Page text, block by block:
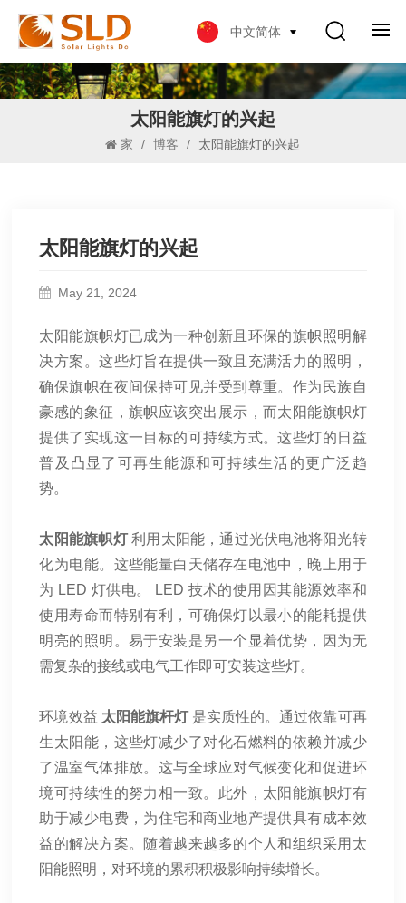
中文简体
太阳能旗灯的兴起
家 / 博客 / 太阳能旗灯的兴起
太阳能旗灯的兴起
May 21, 2024
太阳能旗帜灯已成为一种创新且环保的旗帜照明解
决方案。这些灯旨在提供一致且充满活力的照明，
确保旗帜在夜间保持可见并受到尊重。作为民族自
豪感的象征，旗帜应该突出展示，而太阳能旗帜灯
提供了实现这一目标的可持续方式。这些灯的日益
普及凸显了可再生能源和可持续生活的更广泛趋
势。
太阳能旗帜灯利用太阳能，通过光伏电池将阳光转
化为电能。这些能量白天储存在电池中，晚上用于
为 LED 灯供电。 LED 技术的使用因其能源效率和
使用寿命而特别有利，可确保灯以最小的能耗提供
明亮的照明。易于安装是另一个显着优势，因为无
需复杂的接线或电气工作即可安装这些灯。
环境效益 太阳能旗杆灯 是实质性的。通过依靠可再
生太阳能，这些灯减少了对化石燃料的依赖并减少
了温室气体排放。这与全球应对气候变化和促进环
境可持续性的努力相一致。此外，太阳能旗帜灯有
助于减少电费，为住宅和商业地产提供具有成本效
益的解决方案。随着越来越多的个人和组织采用太
阳能照明，对环境的累积积极影响持续增长。